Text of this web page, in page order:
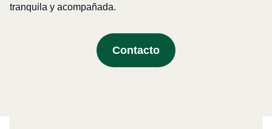
tranquila y acompañada.
Contacto